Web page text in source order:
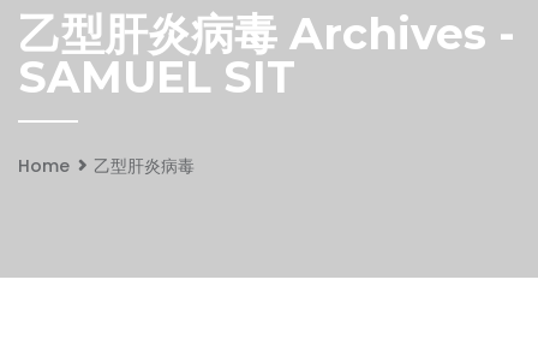
乙型肝炎病毒 Archives -
SAMUEL SIT
Home 乙型肝炎病毒